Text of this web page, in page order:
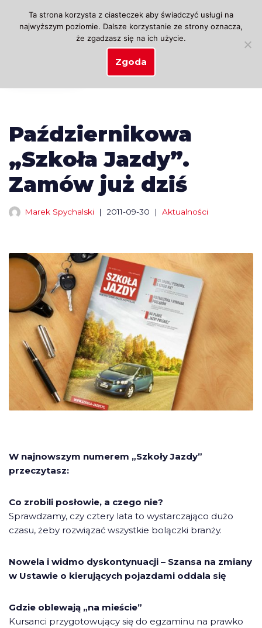
Przejdź
Październikowa
„Szkoła Jazdy”.
Zamów już dziś
Marek Spychalski 2011-09-30 Aktualności
W najnowszym numerem „Szkoły Jazdy”
przeczytasz:
Co zrobili posłowie, a czego nie?
Sprawdzamy, czy cztery lata to wystarczająco dużo
czasu, żeby rozwiązać wszystkie bolączki branży.
Nowela i widmo dyskontynuacji – Szansa na zmiany
w Ustawie o kierujących pojazdami oddala się
Gdzie oblewają „na mieście”
Kursanci przygotowujący się do egzaminu na prawko
Ta strona korzysta z ciasteczek aby świadczyć usługi na
najwyższym poziomie. Dalsze korzystanie ze strony oznacza,
że zgadzasz się na ich użycie.
Zgoda